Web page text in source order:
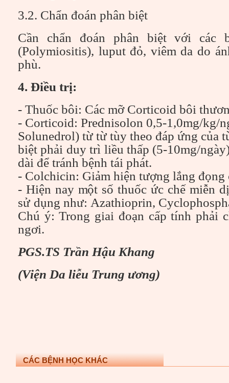
3.2. Chẩn đoán phân biệt
Cần chẩn đoán phân biệt với các
(Polymiositis), luput đỏ, viêm da do
phù.
4. Điều trị:
- Thuốc bôi: Các mỡ Corticoid bôi
- Corticoid: Prednisolon 0,5-1,0mg/kg/
Solunedrol) từ từ tùy theo đáp ứng của
biệt phải duy trì liều thấp (5-10mg/
dài để tránh bệnh tái phát.
- Colchicin: Giảm hiện tượng lắng
- Hiện nay một số thuốc ức chế miễn
sử dụng như: Azathioprin,
Chú ý: Trong giai đoạn cấp tính phải
ngơi.
PGS.TS Trần Hậu Khang
(Viện Da liễu Trung ương)
CÁC BỆNH HỌC KHÁC